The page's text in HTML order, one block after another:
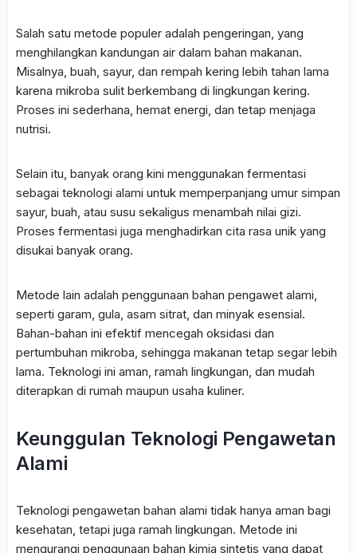
Salah satu metode populer adalah pengeringan, yang
menghilangkan kandungan air dalam bahan makanan.
Misalnya, buah, sayur, dan rempah kering lebih tahan lama
karena mikroba sulit berkembang di lingkungan kering.
Proses ini sederhana, hemat energi, dan tetap menjaga
nutrisi.
Selain itu, banyak orang kini menggunakan fermentasi
sebagai teknologi alami untuk memperpanjang umur simpan
sayur, buah, atau susu sekaligus menambah nilai gizi.
Proses fermentasi juga menghadirkan cita rasa unik yang
disukai banyak orang.
Metode lain adalah penggunaan bahan pengawet alami,
seperti garam, gula, asam sitrat, dan minyak esensial.
Bahan-bahan ini efektif mencegah oksidasi dan
pertumbuhan mikroba, sehingga makanan tetap segar lebih
lama. Teknologi ini aman, ramah lingkungan, dan mudah
diterapkan di rumah maupun usaha kuliner.
Keunggulan Teknologi Pengawetan
Alami
Teknologi pengawetan bahan alami tidak hanya aman bagi
kesehatan, tetapi juga ramah lingkungan. Metode ini
mengurangi penggunaan bahan kimia sintetis yang dapat